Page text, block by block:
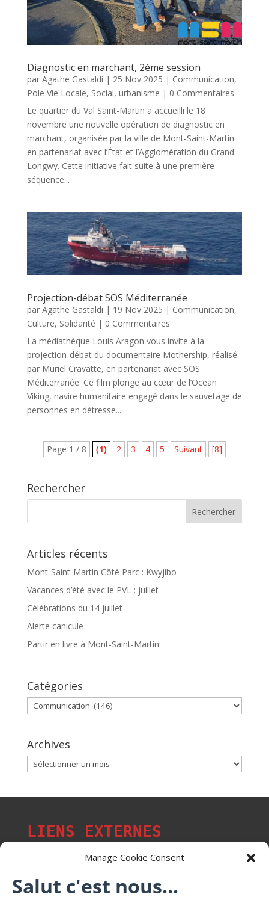
Manage Cookie Consent
Salut c'est nous...
Diagnostic en marchant, 2ème session
par Agathe Gastaldi | 25 Nov 2025 | Communication,
Pole Vie Locale, Social, urbanisme | 0 Commentaires
Le quartier du Val Saint-Martin a accueilli le 18
novembre une nouvelle opération de diagnostic en
marchant, organisée par la ville de Mont-Saint-Martin
en partenariat avec l’État et l’Agglomération du Grand
Longwy. Cette initiative fait suite à une première
séquence...
Projection-débat SOS Méditerranée
par Agathe Gastaldi | 19 Nov 2025 | Communication,
Culture, Solidarité | 0 Commentaires
La médiathèque Louis Aragon vous invite à la
projection-débat du documentaire Mothership, réalisé
par Muriel Cravatte, en partenariat avec SOS
Méditerranée. Ce film plonge au cœur de l’Ocean
Viking, navire humanitaire engagé dans le sauvetage de
personnes en détresse...
Page 1 / 8 (1) 2 3 4 5 Suivant [8]
Rechercher
Articles récents
Mont-Saint-Martin Côté Parc : Kwyjibo
Vacances d’été avec le PVL : juillet
Célébrations du 14 juillet
Alerte canicule
Partir en livre à Mont-Saint-Martin
Catégories
Catégories
Archives
Archives
LIENS EXTERNES